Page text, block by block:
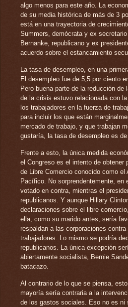
algo menos para este año. La
de su media histórica de más de 3
está en una trayectoria de
Summers, demócrata y ex
Bernanke, republicano y ex
acuerdo sobre el estancamiento
La tasa de desempleo, en una
El desempleo fue de 5,5 por ciento
Pero buena parte de la reducción
de la crisis estuvo relacionada con
los trabajadores en la fuerza de
para incluir los que están
mercado de trabajo, y que trabajan
gustaría, la tasa de desempleo es
Frente a esto, la única medida
el Congreso es el intento de obtener
de Libre Comercio conocido como
Pacífico. No sorprendentemente, en
votado en contra, mientras el
republicanos. Y aunque Hillary
declaraciones sobre el libre
ella, como su marido antes, sería
respaldan a las corporaciones
trabajadores. Lo mismo se podría
republicanos. La única excepción
abiertamente socialista, Bernie
batacazo.
Al contrario de lo que se piensa,
mayoría sería contraria a la
de los gastos sociales. Eso no es ni